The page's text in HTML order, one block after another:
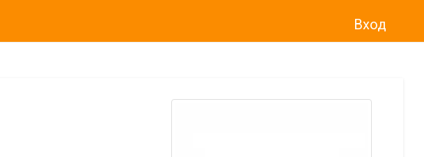
Вход
ЕАД ( прекратява услугата Adwiseсчитано от01.01.2026 г